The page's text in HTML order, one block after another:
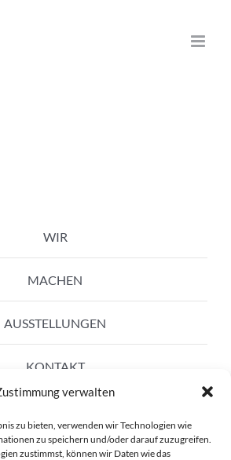
verwalten
zu bieten, verwenden wir Technologien wie
zu speichern und/oder darauf zuzugreifen.
zustimmst, können wir Daten wie das
WIR
MACHEN
AUSSTELLUNGEN
KONTAKT